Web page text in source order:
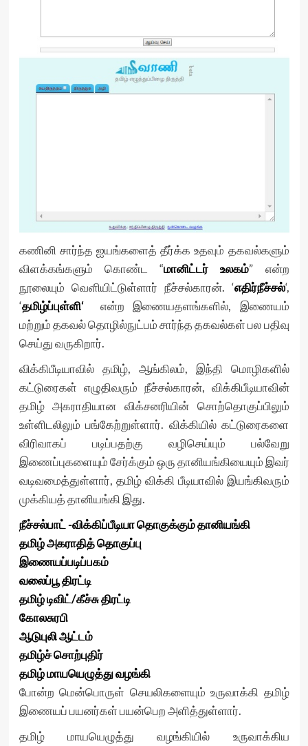
கணினி சார்ந்த ஐயங்களைத் தீர்க்க உதவும் தகவல்களும்
விளக்கங்களும் கொண்ட “மானிட்டர் உலகம்” என்ற
நூலையும் வெளியிட்டுள்ளார் நீச்சல்காரன். ‘எதிர்நீச்சல்‘,
‘தமிழ்ப்புள்ளி‘என்ற இணையதளங்களில், இணையம்
மற்றும் தகவல் தொழில்நுட்பம் சார்ந்த தகவல்கள் பல பதிவு
செய்து வருகிறார்.
விக்கிபீடியாவில் தமிழ், ஆங்கிலம், இந்தி மொழிகளில்
கட்டுரைகள் எழுதிவரும் நீச்சல்காரன், விக்கிபீடியாவின்
தமிழ் அகராதியான விக்சனரியின் சொற்தொகுப்பிலும்
உள்ளிடலிலும் பங்கேற்றுள்ளார். விக்கியில் கட்டுரைகளை
விரிவாகப் படிப்பதற்கு வழிசெய்யும் பல்வேறு
இணைப்புகளையும் சேர்க்கும் ஒரு தானியங்கியையும் இவர்
வடிவமைத்துள்ளார், தமிழ் விக்கி பீடியாவில் இயங்கிவரும்
முக்கியத் தானியங்கி இது.
நீச்சல்பாட் -விக்கிப்பீடியா தொகுக்கும் தானியங்கி
தமிழ் அகராதித் தொகுப்பு
இணையப்படிப்பகம்
வலைப்பூ திரட்டி
தமிழ் டிவிட்/கீச்சு திரட்டி
கோலசுரபி
ஆடுபுலி ஆட்டம்
தமிழ்ச் சொற்புதிர்
தமிழ் மாயயெழுத்து வழங்கி
போன்ற மென்பொருள் செயலிகளையும் உருவாக்கி தமிழ்
இணையப் பயனர்கள் பயன்பெற அளித்துள்ளார்.
தமிழ் மாயயெழுத்து வழங்கியில் உருவாக்கிய